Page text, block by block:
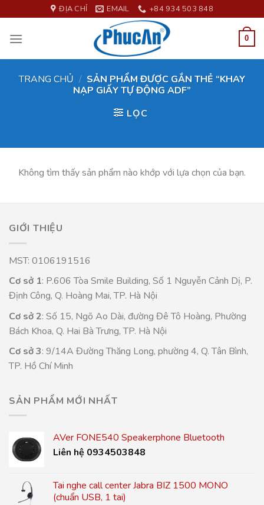
to
content
ĐỊA CHỈ EMAIL +84 934 503 848
0
TRANG CHỦ / SẢN PHẨM ĐƯỢC GẮN THẺ “KHAY
NẠP GIẤY TỰ ĐỘNG ADF”
LỌC
Không tìm thấy sản phẩm nào khớp với lựa chọn của bạn.
GIỚI THIỆU
MST: 0106191516
Cơ sở 1: P.606 Tòa Smile Building, Số 1 Nguyễn Cảnh Dị, P.
Định Công, Q. Hoàng Mai, TP. Hà Nội
Cơ sở 2: Số 15, Ngõ Ao Dài, đường Đê Tô Hoàng, Phường
Bách Khoa, Q. Hai Bà Trưng, TP. Hà Nội
Cơ sở 3: 9/14A Đường Thăng Long, phường 4, Q. Tân Bình,
TP. Hồ Chí Minh
SẢN PHẨM MỚI NHẤT
AVer FONE540 Speakerphone Bluetooth
Liên hệ 0934503848
Tai nghe call center Jabra BIZ 1500 MONO
(chuẩn USB, 1 tai)